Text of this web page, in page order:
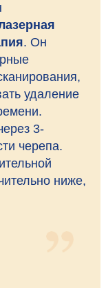
. Он
удаление
3-
черепа.
ниже,